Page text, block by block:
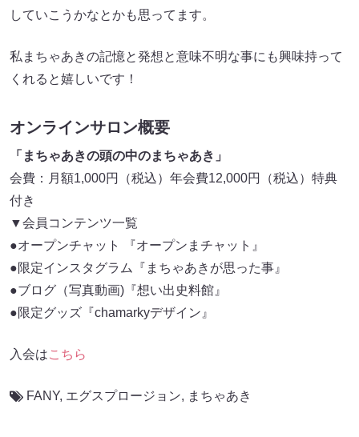
していこうかなとかも思ってます。
私まちゃあきの記憶と発想と意味不明な事にも興味持って
くれると嬉しいです！
オンラインサロン概要
「まちゃあきの頭の中のまちゃあき」
会費：月額1,000円（税込）年会費12,000円（税込）特典
付き
▼会員コンテンツ一覧
●オープンチャット 『オープンまチャット』
●限定インスタグラム『まちゃあきが思った事』
●ブログ（写真動画)『想い出史料館』
●限定グッズ『chamarkyデザイン』
入会はこちら
FANY, エグスプロージョン, まちゃあき